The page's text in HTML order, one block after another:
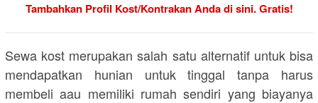
Tambahkan Profil Kost/Kontrakan Anda di sini. Gratis!
Sewa kost merupakan salah satu alternatif untuk bisa
mendapatkan hunian untuk tinggal tanpa harus
membeli aau memiliki rumah sendiri yang biayanya